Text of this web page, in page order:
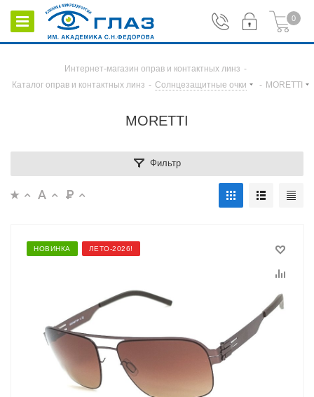
0
Интернет-магазин оправ и контактных линз -
Каталог оправ и контактных линз - Солнцезащитные очки - MORETTI
MORETTI
Фильтр
НОВИНКА ЛЕТО-2026!